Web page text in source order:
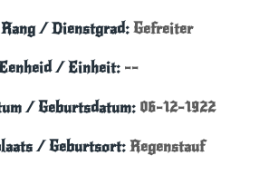
/ Dienstgrad:Gefreiter
/ Einheit: --
/ Geburtsdatum: 06-12-1922
/ Geburtsort:Regenstauf